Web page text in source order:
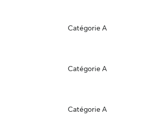
Catégorie A
Catégorie A
Catégorie A